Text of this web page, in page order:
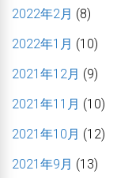
2022年2月 (8)
2022年1月 (10)
2021年12月 (9)
2021年11月 (10)
2021年10月 (12)
2021年9月 (13)